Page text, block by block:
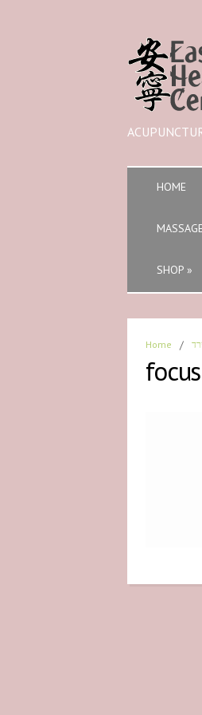
HOME
SHOP »
Home /